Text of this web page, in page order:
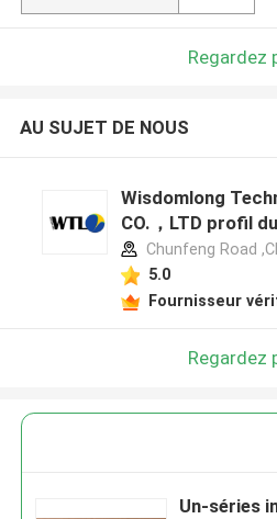
Regardez
AU SUJET DE NOUS
Wisdomlong
CO.，LTD profil
Chunfeng Road
5.0
Fournisseur
Regardez
Un-séries